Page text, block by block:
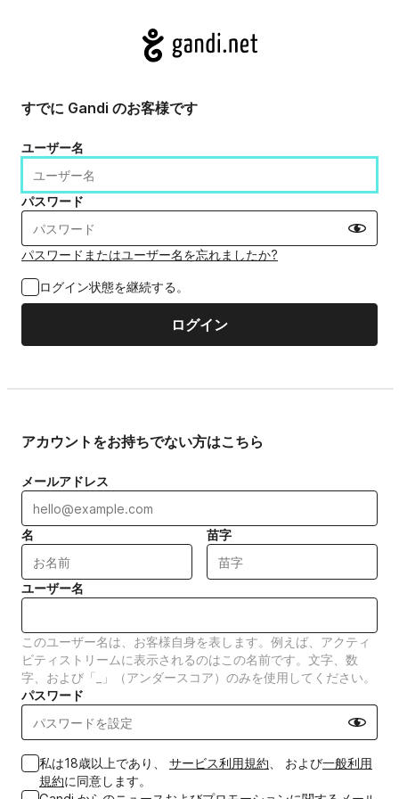
すでに Gandi のお客様です
ユーザー名
パスワード
Show
パスワードまたはユーザー名を忘れましたか?
ログイン状態を継続する。
ログイン
アカウントをお持ちでない方はこちら
メールアドレス
名 苗字
ユーザー名
このユーザー名は、お客様自身を表します。例えば、アクティ
ビティストリームに表示されるのはこの名前です。文字、数
字、および「_」（アンダースコア）のみを使用してください。
パスワード
Show
私は18歳以上であり、 サービス利用規約 、 および一般利用
規約に同意します。